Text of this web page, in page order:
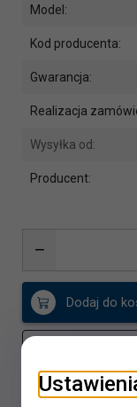
Model:
Kod producenta:
Gwarancja:
Realizacja
Wysyłka od:
Producent:
Dodaj do
Dodaj do